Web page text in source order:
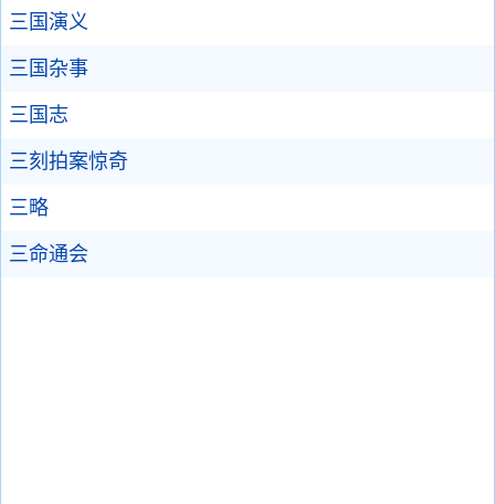
三国演义
三国杂事
三国志
三刻拍案惊奇
三略
三命通会